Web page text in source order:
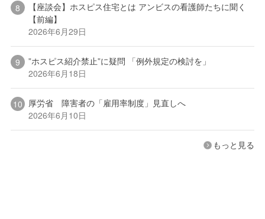
【座談会】ホスピス住宅とは アンビスの看護師たちに聞く
【前編】
2026年6月29日
”ホスピス紹介禁止”に疑問 「例外規定の検討を」
2026年6月18日
厚労省 障害者の「雇用率制度」見直しへ
2026年6月10日
もっと見る